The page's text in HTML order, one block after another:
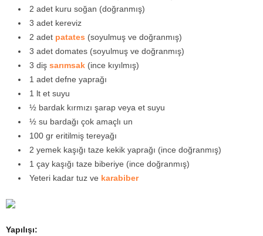
2 adet kuru soğan (doğranmış)
3 adet kereviz
2 adet patates (soyulmuş ve doğranmış)
3 adet domates (soyulmuş ve doğranmış)
3 diş sarımsak (ince kıyılmış)
1 adet defne yaprağı
1 lt et suyu
½ bardak kırmızı şarap veya et suyu
½ su bardağı çok amaçlı un
100 gr eritilmiş tereyağı
2 yemek kaşığı taze kekik yaprağı (ince doğranmış)
1 çay kaşığı taze biberiye (ince doğranmış)
Yeteri kadar tuz ve karabiber
Yapılışı: